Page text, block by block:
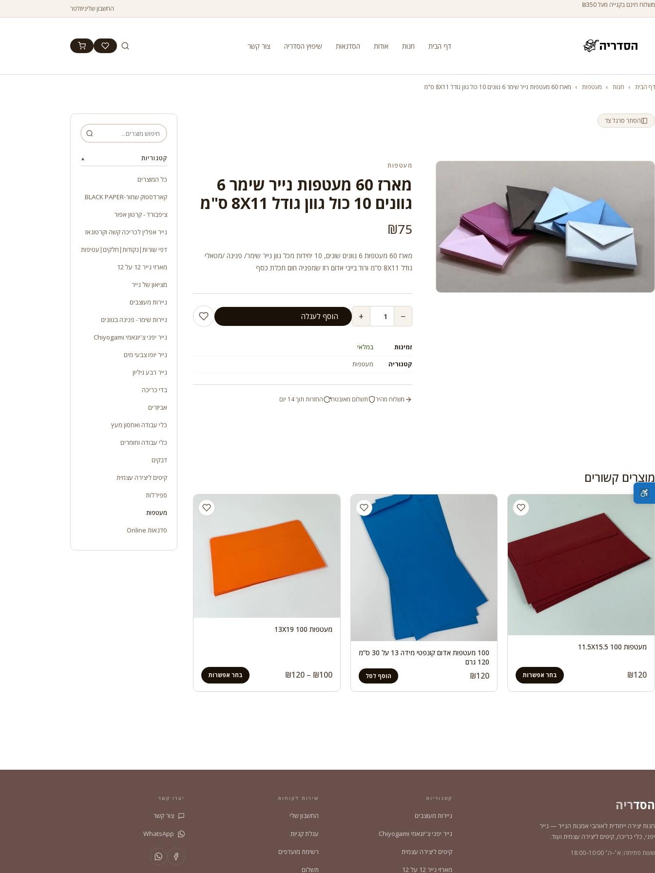
משלוח חינם בקנייה מעל ₪350 החשבון שליניוזלטר
דף הבית חנות אודות הסדנאות שיפוץ הסדריה צור קשר
דף הבית › חנות › מעטפות › מארז 60 מעטפות נייר שימר 6 גוונים 10 כול גוון גודל 8X11 ס"מ
הסתר סרגל צד
מעטפות
מארז 60 מעטפות נייר שימר 6
גוונים 10 כול גוון גודל 8X11 ס"מ
₪75
מארז 60 מעטפות 6 גוונים שונים, 10 יחידות מכל גוון נייר שימר/ פנינה /מטאלי
גודל 8X11 ס”מ ורוד בייבי אדום רוז שמפניה חום תכלת כסף
−
+ הוסף לעגלה
זמינות
במלאי
קטגוריה
מעטפות
משלוח מהיר תשלום מאובטח החזרות תוך 14 יום
מוצרים קשורים
מעטפות 100 11.5X15.5
₪120 בחר אפשרות
100 מעטפות אדום קונפטי מידה 13 על 30 ס”מ
120 גרם
₪120 הוסף לסל
מעטפות 100 13X19
₪100
–
₪120 בחר אפשרות
קטגוריות ▲
כל המוצרים
קארדסטוק שחור-BLACK PAPER
ציפבורד - קרטון אפור
נייר אפלין לכריכה קשה וקרטונאז
דפי שורות|נקודות|חלקים|עטיפות
מארזי נייר 12 על 12
מציאון של נייר
ניירות מעוצבים
ניירות שימר- פנינה בגוונים
נייר יפני צ'יוגאמי Chiyogami
נייר יופו צבעי מים
נייר רבע גיליון
בדי כריכה
אביזרים
כלי עבודה ואחסון מעץ
כלי עבודה וחומרים
דבקים
קיטים ליצירה עצמית
ספירלות
מעטפות
סדנאות Online
הסדריה
חנות יצירה ייחודית לאוהבי אמנות הנייר — נייר
יפני, כלי כריכה, קיטים ליצירה עצמית ועוד.
שעות פתיחה: א׳–ה׳ 10:00–18:00
קטגוריות
ניירות מעוצבים
נייר יפני צ'יוגאמי Chiyogami
קיטים ליצירה עצמית
מארזי נייר 12 על 12
שירות לקוחות
החשבון שלי
עגלת קניות
רשימת מועדפים
תשלום
יצרו קשר
צור קשר